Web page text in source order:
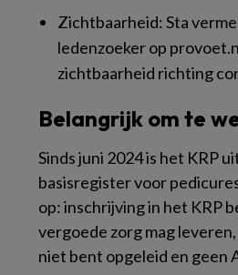
Zichtbaarheid: Sta
ledenzoeker op
zichtbaarheid richting
Belangrijk om te
Sinds juni 2024 is het KRP
basisregister voor
op: inschrijving in het KRP
vergoede zorg mag
niet bent opgeleid en geen